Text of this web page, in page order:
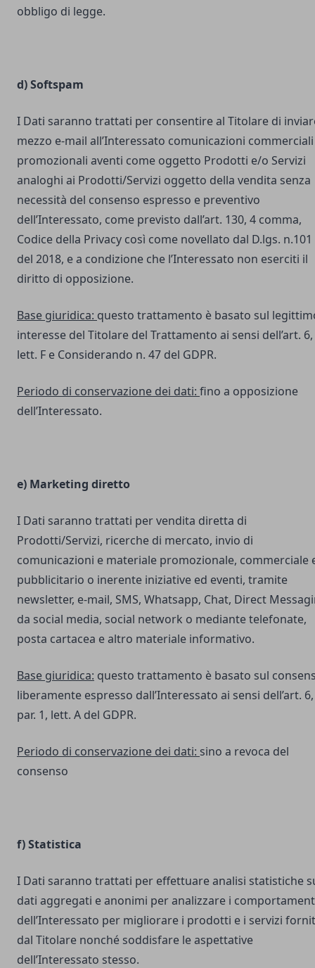
obbligo di legge.
d) Softspam
I Dati saranno trattati per consentire al Titolare di
mezzo e-mail all’Interessato comunicazioni
promozionali aventi come oggetto Prodotti e/o Servizi
analoghi ai Prodotti/Servizi oggetto della vendita senza
necessità del consenso espresso e preventivo
dell’Interessato, come previsto dall’art. 130, 4 comma,
Codice della Privacy così come novellato dal D.lgs. n.101
del 2018, e a condizione che l’Interessato non eserciti il
diritto di opposizione.
Base giuridica: questo trattamento è basato sul
interesse del Titolare del Trattamento ai sensi dell’art. 6,
lett. F e Considerando n. 47 del GDPR.
Periodo di conservazione dei dati: fino a opposizione
dell’Interessato.
e) Marketing diretto
I Dati saranno trattati per vendita diretta di
Prodotti/Servizi, ricerche di mercato, invio di
comunicazioni e materiale promozionale, commerciale
pubblicitario o inerente iniziative ed eventi, tramite
newsletter, e-mail, SMS, Whatsapp, Chat, Direct
da social media, social network o mediante telefonate,
posta cartacea e altro materiale informativo.
Base giuridica: questo trattamento è basato sul
liberamente espresso dall’Interessato ai sensi dell’art. 6,
par. 1, lett. A del GDPR.
Periodo di conservazione dei dati: sino a revoca del
consenso
f) Statistica
I Dati saranno trattati per effettuare analisi statistiche
dati aggregati e anonimi per analizzare i
dell’Interessato per migliorare i prodotti e i servizi
dal Titolare nonché soddisfare le aspettative
dell’Interessato stesso.